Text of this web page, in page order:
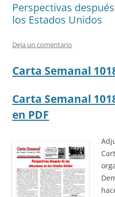
Perspectivas
los Estados Unidos
Deja un comentario
Carta Semanal
Carta Semanal
en PDF